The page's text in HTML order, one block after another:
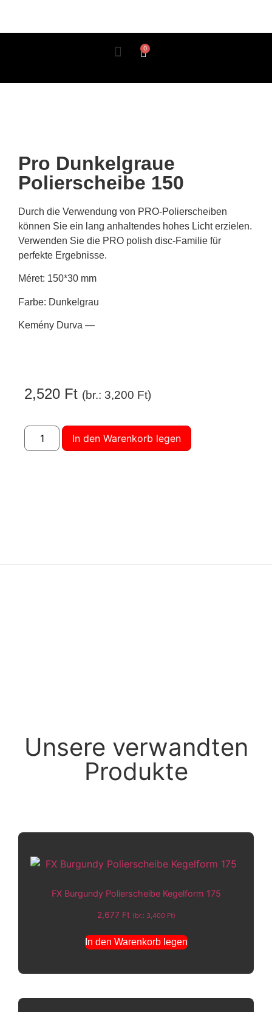
0
Pro Dunkelgraue
Polierscheibe 150
Durch die Verwendung von PRO-Polierscheiben
können Sie ein lang anhaltendes hohes Licht erzielen.
Verwenden Sie die PRO polish disc-Familie für
perfekte Ergebnisse.
Méret: 150*30 mm
Farbe: Dunkelgrau
Kemény Durva —
2,520 Ft (br.: 3,200 Ft)
In den Warenkorb legen
Unsere verwandten
Produkte
FX Burgundy Polierscheibe Kegelform 175
2,677 Ft (br.: 3,400 Ft)
In den Warenkorb legen